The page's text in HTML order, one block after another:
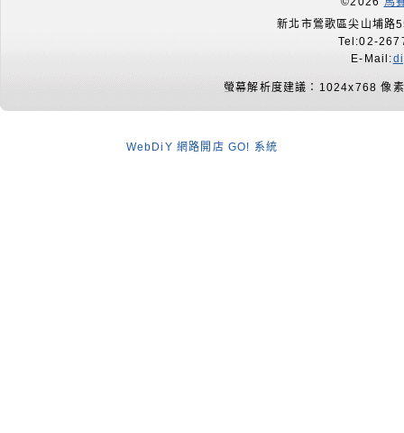
新北市鶯歌區尖山埔路
Tel:02-
E-Mail:
螢幕解析度建議：1024x768 像
WebDiY 網路開店 GO! 系統